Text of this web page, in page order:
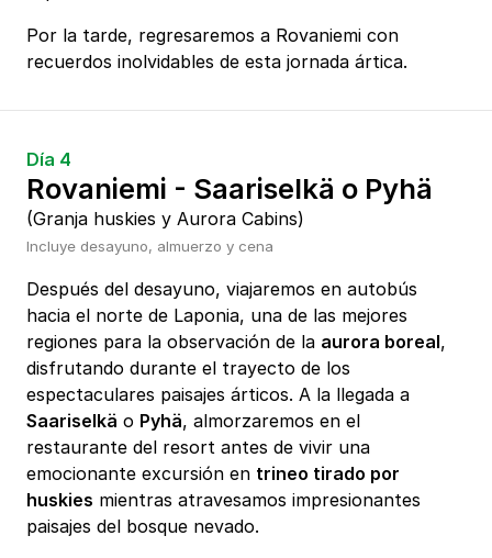
Por la tarde, regresaremos a Rovaniemi con
recuerdos inolvidables de esta jornada ártica.
Día 4
Rovaniemi - Saariselkä o Pyhä
(Granja huskies y Aurora Cabins)
Incluye desayuno, almuerzo y cena
Después del desayuno, viajaremos en autobús
hacia el norte de Laponia, una de las mejores
regiones para la observación de la aurora boreal,
disfrutando durante el trayecto de los
espectaculares paisajes árticos. A la llegada a
Saariselkä o Pyhä, almorzaremos en el
restaurante del resort antes de vivir una
emocionante excursión en trineo tirado por
huskies mientras atravesamos impresionantes
paisajes del bosque nevado.